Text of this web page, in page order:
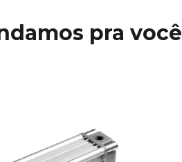
pra você